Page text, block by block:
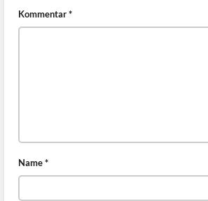
Kommentar*
Name*